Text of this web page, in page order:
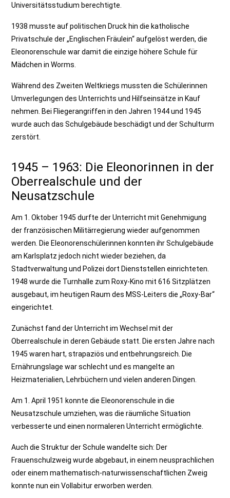
Universitätsstudium berechtigte.
1938 musste auf politischen Druck hin die katholische
Privatschule der „Englischen Fräulein“ aufgelöst werden, die
Eleonorenschule war damit die einzige höhere Schule für
Mädchen in Worms.
Während des Zweiten Weltkriegs mussten die Schülerinnen
Umverlegungen des Unterrichts und Hilfseinsätze in Kauf
nehmen. Bei Fliegerangriffen in den Jahren 1944 und 1945
wurde auch das Schulgebäude beschädigt und der Schulturm
zerstört.
1945 – 1963: Die Eleonorinnen in der
Oberrealschule und der
Neusatzschule
Am 1. Oktober 1945 durfte der Unterricht mit Genehmigung
der französischen Militärregierung wieder aufgenommen
werden. Die Eleonorenschülerinnen konnten ihr Schulgebäude
am Karlsplatz jedoch nicht wieder beziehen, da
Stadtverwaltung und Polizei dort Dienststellen einrichteten.
1948 wurde die Turnhalle zum Roxy-Kino mit 616 Sitzplätzen
ausgebaut, im heutigen Raum des MSS-Leiters die „Roxy-Bar“
eingerichtet.
Zunächst fand der Unterricht im Wechsel mit der
Oberrealschule in deren Gebäude statt. Die ersten Jahre nach
1945 waren hart, strapaziös und entbehrungsreich. Die
Ernährungslage war schlecht und es mangelte an
Heizmaterialien, Lehrbüchern und vielen anderen Dingen.
Am 1. April 1951 konnte die Eleonorenschule in die
Neusatzschule umziehen, was die räumliche Situation
verbesserte und einen normaleren Unterricht ermöglichte.
Auch die Struktur der Schule wandelte sich: Der
Frauenschulzweig wurde abgebaut, in einem neusprachlichen
oder einem mathematisch-naturwissenschaftlichen Zweig
konnte nun ein Vollabitur erworben werden.